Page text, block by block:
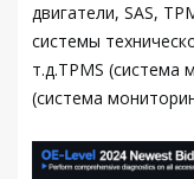
двигатели, SAS,
системы
т.д.TPMS (система
(система